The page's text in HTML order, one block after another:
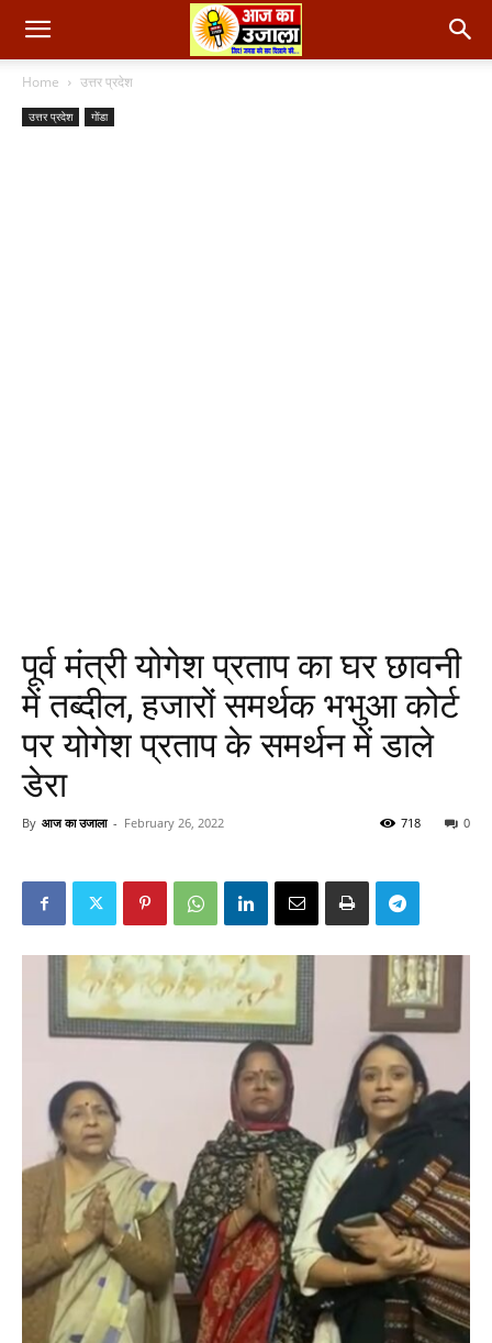
Home उत्तर प्रदेश
उत्तर प्रदेश गोंडा
पूर्व मंत्री योगेश प्रताप का घर छावनी
में तब्दील, हजारों समर्थक भभुआ कोर्ट
पर योगेश प्रताप के समर्थन में डाले
डेरा
By आज का उजाला - February 26, 2022 0
718